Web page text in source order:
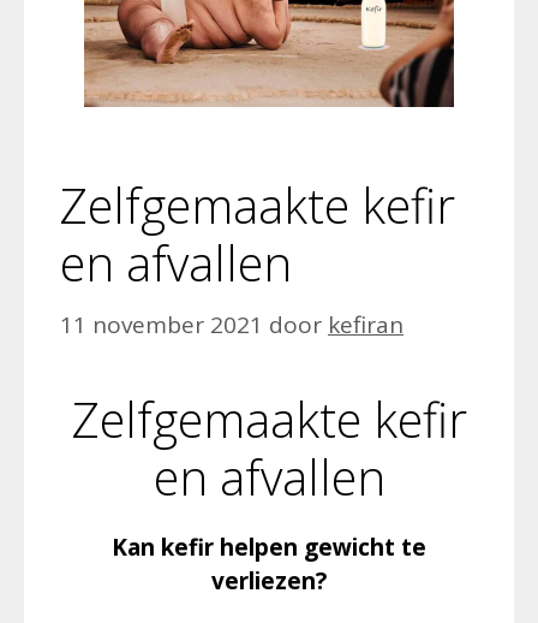
Zelfgemaakte kefir
en afvallen
11 november 2021 door kefiran
Zelfgemaakte kefir
en afvallen
Kan kefir helpen gewicht te
verliezen?